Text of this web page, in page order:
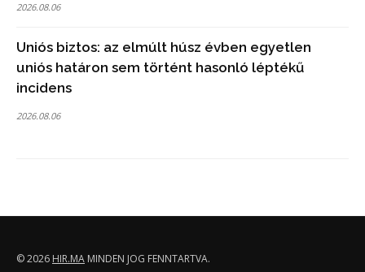
2026.08.06
Uniós biztos: az elmúlt húsz évben egyetlen
uniós határon sem történt hasonló léptékű
incidens
2026.08.06
© 2026 HIR.MA MINDEN JOG FENNTARTVA.